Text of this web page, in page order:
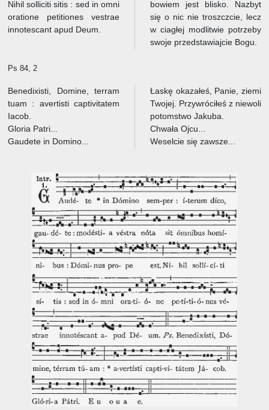
Nihil solliciti sitis : sed in omni
oratione petitiones vestrae
innotescant apud Deum.
bowiem jest blisko. Nazbyt
się o nic nie troszczcie, lecz
w ciagłej modlitwie potrzeby
swoje przedstawiajcie Bogu.
Ps 84, 2
Benedixisti, Domine, terram
tuam : avertisti captivitatem
Iacob.
Gloria Patri...
Gaudete in Domino...
Łaskę okazałeś, Panie, ziemi
Twojej. Przywróciłeś z niewoli
potomstwo Jakuba.
Chwała Ojcu...
Weselcie się zawsze...